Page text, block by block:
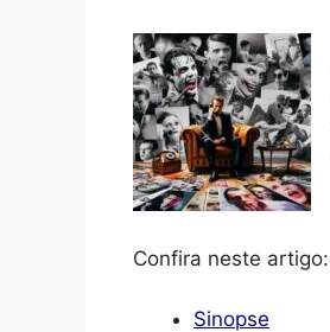
Confira neste artigo:
Sinopse